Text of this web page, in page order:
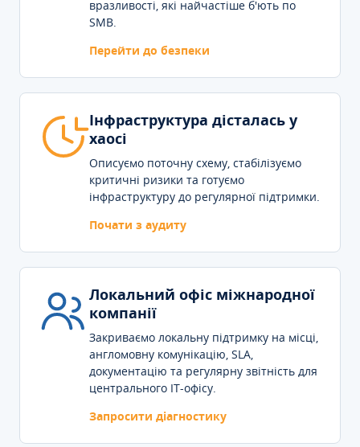
вразливості, які найчастіше б'ють по
SMB.
Перейти до безпеки
Інфраструктура дісталась у
хаосі
Описуємо поточну схему, стабілізуємо
критичні ризики та готуємо
інфраструктуру до регулярної підтримки.
Почати з аудиту
Локальний офіс міжнародної
компанії
Закриваємо локальну підтримку на місці,
англомовну комунікацію, SLA,
документацію та регулярну звітність для
центрального IT-офісу.
Запросити діагностику